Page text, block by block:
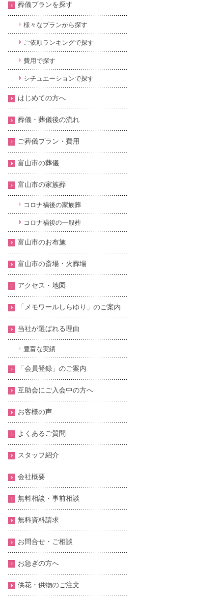
葬儀プランを探す
様々なプランから探す
ご依頼ランキングで探す
費用で探す
シチュエーションで探す
はじめての方へ
葬儀・葬儀後の流れ
ご葬儀プラン・費用
富山市の葬儀
富山市の家族葬
コロナ禍後の家族葬
コロナ禍後の一般葬
富山市のお布施
富山市の斎場・火葬場
アクセス・地図
「メモワールしらゆり」のご案内
当社が選ばれる理由
豊富な実績
「会員登録」のご案内
互助会にご入会中の方へ
お客様の声
よくあるご質問
スタッフ紹介
会社概要
無料相談・事前相談
無料資料請求
お問合せ・ご相談
お急ぎの方へ
供花・供物のご注文